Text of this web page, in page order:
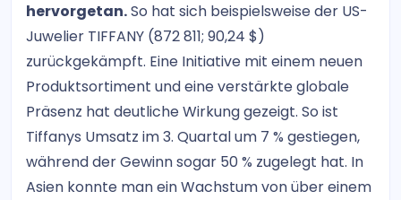
hervorgetan.So hat sich beispielsweise der US-
Juwelier TIFFANY (872 811; 90,24 $)
zurückgekämpft. Eine Initiative mit einem neuen
Produktsortiment und eine verstärkte globale
Präsenz hat deutliche Wirkung gezeigt. So ist
Tiffanys Umsatz im 3. Quartal um 7 % gestiegen,
während der Gewinn sogar 50 % zugelegt hat. In
Asien konnte man ein Wachstum von über einem